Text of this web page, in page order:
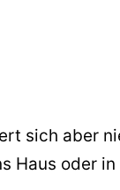
sich aber
Haus oder